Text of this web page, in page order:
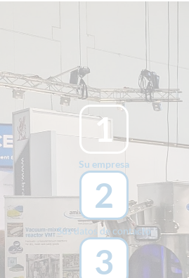
1
Su empresa
2
Sus datos de contacto
3